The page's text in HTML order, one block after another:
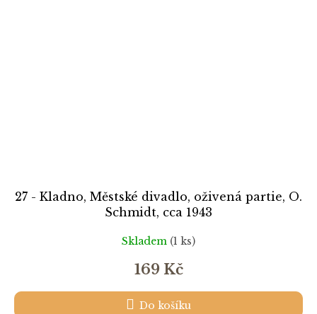
27 - Kladno, Městské divadlo, oživená partie, O.
Schmidt, cca 1943
Skladem (1 ks)
169 Kč
Do košíku